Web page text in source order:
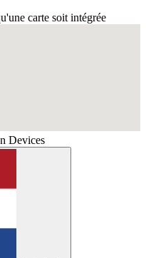
carte soit intégrée
Devices